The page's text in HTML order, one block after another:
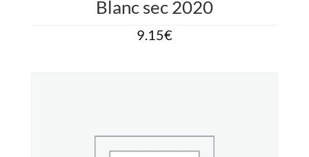
Blanc sec 2020
9.15€